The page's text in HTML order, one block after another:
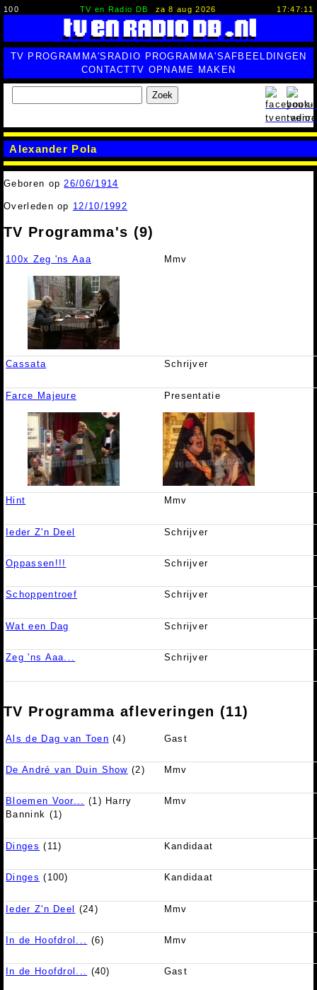
100 TV en Radio DB za 8 aug 2026 17:47:12
TV PROGRAMMA'S RADIO PROGRAMMA'SAFBEELDINGEN
CONTACTTV OPNAME MAKEN
Zoek
Alexander Pola
Geboren op26/06/1914
Overleden op 12/10/1992
TV Programma's (9)
100x Zeg 'ns Aaa Mmv
Cassata Schrijver
Farce Majeure Presentatie
Hint Mmv
Ieder Z'n Deel Schrijver
Oppassen!!! Schrijver
Schoppentroef Schrijver
Wat een Dag Schrijver
Zeg 'ns Aaa... Schrijver
TV Programma afleveringen (11)
Als de Dag van Toen (4) Gast
De André van Duin Show (2) Mmv
Bloemen Voor... (1) Harry
Bannink (1)
Mmv
Dinges (11) Kandidaat
Dinges (100) Kandidaat
Ieder Z'n Deel (24) Mmv
In de Hoofdrol... (6) Mmv
In de Hoofdrol... (40) Gast